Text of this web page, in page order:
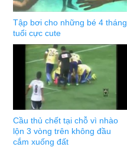
Tập bơi cho những bé 4 tháng
tuổi cực cute
Cầu thủ chết tại chỗ vì nhào
lộn 3 vòng trên không đầu
cắm xuống đất